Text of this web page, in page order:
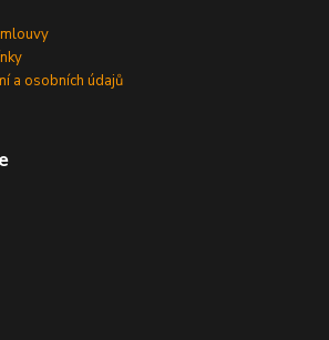
a osobních údajů